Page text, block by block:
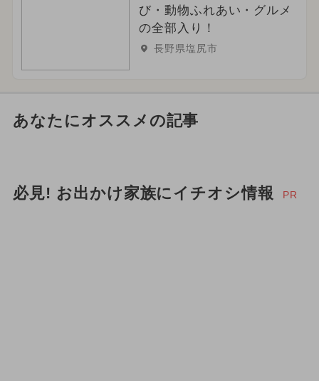
び・動物ふれあい・グルメ
の全部入り！
長野県塩尻市
あなたにオススメの記事
必見! お出かけ家族にイチオシ情報 PR